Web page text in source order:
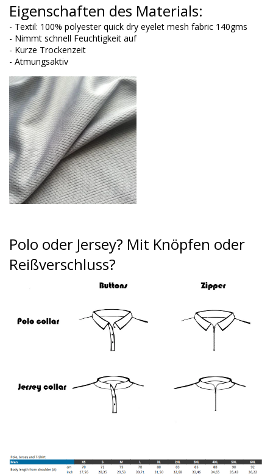
Eigenschaften des Materials:
- Textil: 100% polyester quick dry eyelet mesh fabric 140gms
- Nimmt schnell Feuchtigkeit auf
- Kurze Trockenzeit
- Atmungsaktiv
Polo oder Jersey? Mit Knöpfen oder
Reißverschluss?